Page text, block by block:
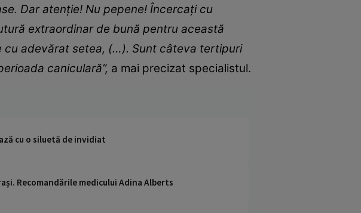
Dar atenție! Nu pepene! Încercați cu
extraordinar de bună pentru această
cu adevărat setea, (…). Sunt câteva tertipuri
caniculară”, a mai precizat specialistul.
cu o siluetă de invidiat
Recomandările medicului Adina Alberts